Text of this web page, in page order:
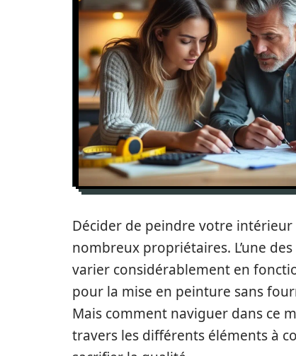
Décider de peindre votre
nombreux propriétaires. L’une
varier considérablement en
pour la mise en peinture sans
Mais comment naviguer dans ce
travers les différents éléments à